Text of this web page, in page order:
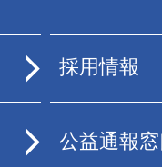
採用情報
公益通報